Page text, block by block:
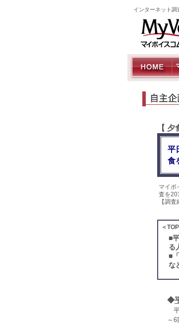
インターネット
【
平
食
マイボ
査を
【調査
＜
■
る
■
な
◆
平
～